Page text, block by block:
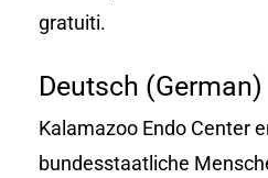
gratuiti.
Deutsch (German)
Kalamazoo Endo Center
bundesstaatliche